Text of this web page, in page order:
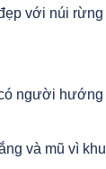
với núi rừng
người
và mũ vì